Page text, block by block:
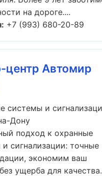
на дороге....
+7 (993) 680-20-89
центр Автомир
системы и
Дону
подход к охранные
сигнализации: точные
экономим ваш
ущерба для